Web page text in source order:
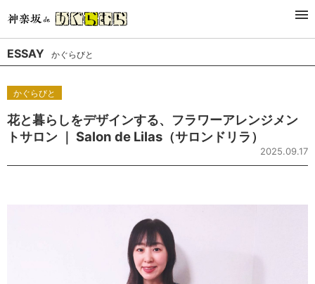
Latest Genre
ESSAY かぐらびと
かぐらびと
花と暮らしをデザインする、フラワーアレンジメン
トサロン ｜ Salon de Lilas（サロンドリラ）
2025.09.17